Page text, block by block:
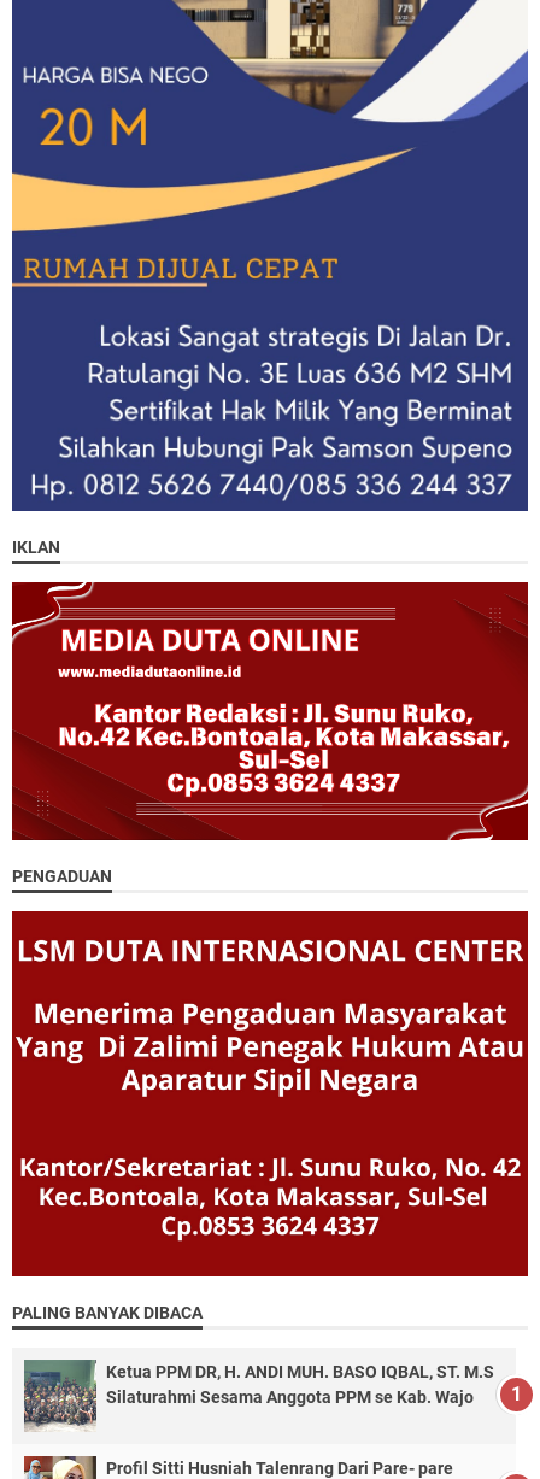
IKLAN
PENGADUAN
PALING BANYAK DIBACA
Ketua PPM DR, H. ANDI MUH. BASO IQBAL, ST. M.S
Silaturahmi Sesama Anggota PPM se Kab. Wajo
Profil Sitti Husniah Talenrang Dari Pare- pare